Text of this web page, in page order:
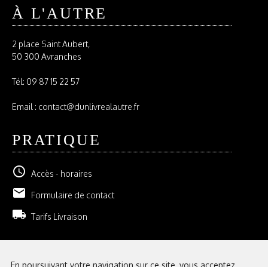
À L'AUTRE
2 place Saint Aubert,
50 300 Avranches
Tél: 09 87 15 22 57
Email : contact@dunlivrealautre.fr
PRATIQUE
schedule Accès - horaires
email Formulaire de contact
local_shipping Tarifs Livraison
En poursuivant votre navigation sur ce site, vous acceptez